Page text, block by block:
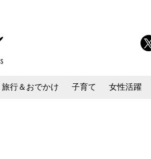
旅行＆おでかけ 子育て 女性活躍